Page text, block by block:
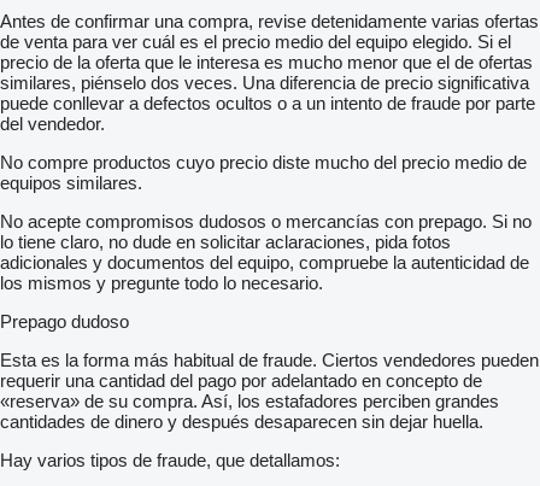
Specyfikacja
Listwa z stałymi przeciwnożami
Pasy zębate
Reduktor ze sprzęgłem biegu wolnego wykonane z żeliwa
(zabezpieczenie)
Regulacja wysokości pracy: Tylny walec ze skrobaczką
Regulacja wysokości pracy na płozach
Wzmocnione młotki
regulacja wysokości pracy
ułożenie kosiarki względem ciągnika: asymetryczne
liczba młotków 28 sztuk
Minimalna moc 40KM
RATY
Słupia 74
28-133 Pacanów
Podana miejscowość jest orientacyjna w jakie regiony
dostarczamy towar
Antes de confirmar una compra, revise detenidamente varias ofertas
de venta para ver cuál es el precio medio del equipo elegido. Si el
precio de la oferta que le interesa es mucho menor que el de ofertas
similares, piénselo dos veces. Una diferencia de precio significativa
puede conllevar a defectos ocultos o a un intento de fraude por parte
del vendedor.
No compre productos cuyo precio diste mucho del precio medio de
equipos similares.
No acepte compromisos dudosos o mercancías con prepago. Si no
lo tiene claro, no dude en solicitar aclaraciones, pida fotos
adicionales y documentos del equipo, compruebe la autenticidad de
los mismos y pregunte todo lo necesario.
Prepago dudoso
Esta es la forma más habitual de fraude. Ciertos vendedores pueden
requerir una cantidad del pago por adelantado en concepto de
«reserva» de su compra. Así, los estafadores perciben grandes
cantidades de dinero y después desaparecen sin dejar huella.
Hay varios tipos de fraude, que detallamos: